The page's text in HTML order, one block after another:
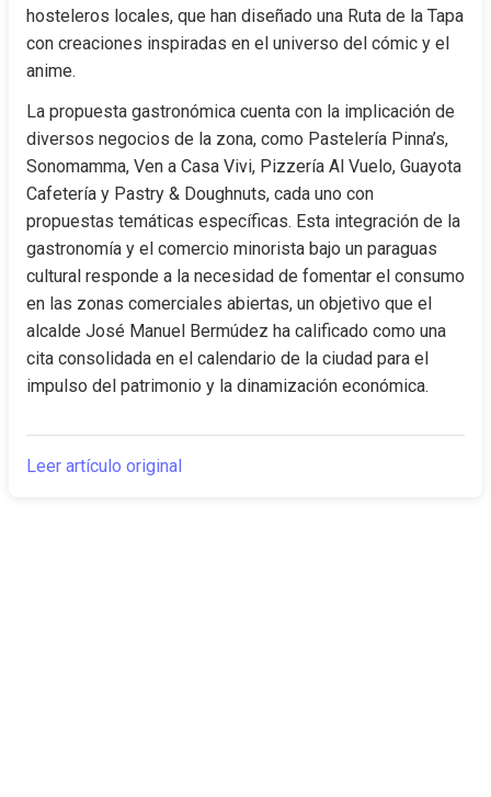
hosteleros locales, que han diseñado una Ruta de la Tapa
con creaciones inspiradas en el universo del cómic y el
anime.
La propuesta gastronómica cuenta con la implicación de
diversos negocios de la zona, como Pastelería Pinna’s,
Sonomamma, Ven a Casa Vivi, Pizzería Al Vuelo, Guayota
Cafetería y Pastry & Doughnuts, cada uno con
propuestas temáticas específicas. Esta integración de la
gastronomía y el comercio minorista bajo un paraguas
cultural responde a la necesidad de fomentar el consumo
en las zonas comerciales abiertas, un objetivo que el
alcalde José Manuel Bermúdez ha calificado como una
cita consolidada en el calendario de la ciudad para el
impulso del patrimonio y la dinamización económica.
Leer artículo original